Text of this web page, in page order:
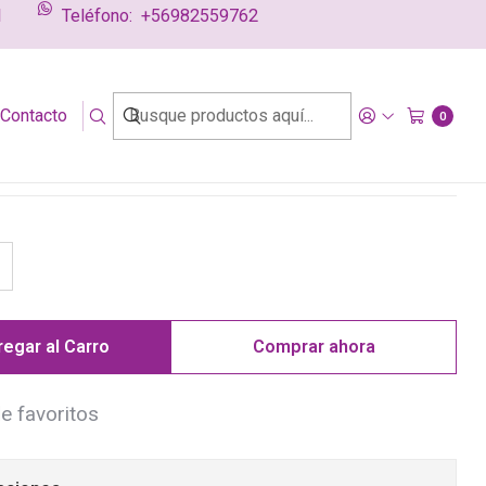
Contacto 0
Teléfono: +56982559762
Pre Natal y Post Parto
al Carro Comprar ahora
favoritos